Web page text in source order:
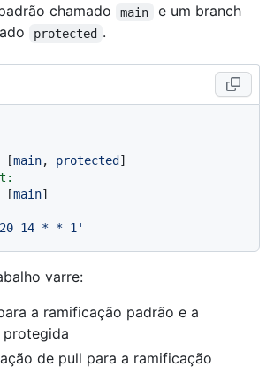
chamado
main
e um branch
protected .
[main, protected ]
[main]
14 * * 1'
varre:
a ramificação padrão e a
de pull para a ramificação